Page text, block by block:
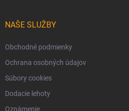
NAŠE SLUŽBY
Obchodné podmienky
Ochrana osobných údajov
Súbory cookies
Dodacie lehoty
Oznámenie